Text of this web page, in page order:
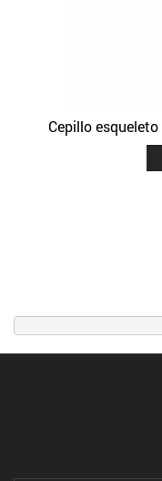
Cepillo